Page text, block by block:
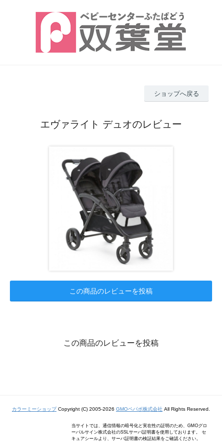
ショップへ戻る
エヴァライト デュオのレビュー
この商品のレビューを投稿
この商品のレビューを投稿
カラーミーショップCopyright (C) 2005-2026 GMOペパボ株式会社 All Rights Reserved.
当サイトでは、通信情報の暗号化と実在性の証明のため、GMOグロ
ーバルサイン株式会社のSSLサーバ証明書を使用しております。 セ
キュアシールより、サーバ証明書の検証結果をご確認ください。